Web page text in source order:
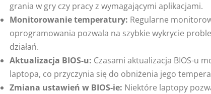
grania w gry czy pracy z wymagającymi aplikacjami.
Monitorowanie temperatury: Regularne
oprogramowania pozwala na szybkie wykrycie
działań.
Aktualizacja BIOS-u: Czasami aktualizacja BIOS-u
laptopa, co przyczynia się do obniżenia jego
Zmiana ustawień w BIOS-ie: Niektóre laptopy